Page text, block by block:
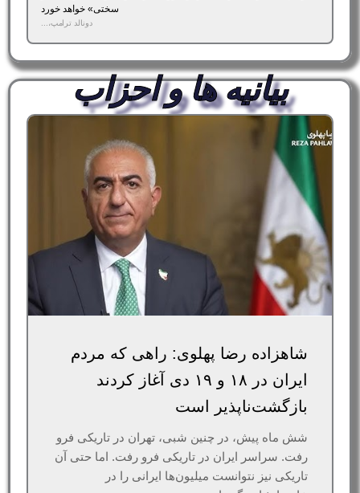
سختی» خواهد خورد
دونالد ترامپ،...
بیانیه ها و احزاب
شاهزاده رضا پهلوی: راهی که مردم
ایران در ۱۸ و ۱۹ دی آغاز کردند
بازگشت‌ناپذیر است
شش ماه پیش، در چنین شبی، تهران در تاریکی فرو
رفت. سراسر ایران در تاریکی فرو رفت. اما حتی آن
تاریکی نیز نتوانست میلیون‌ها ایرانی را در